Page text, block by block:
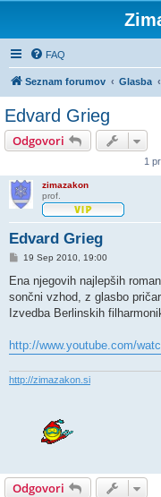
FAQ
Seznam forumov Glasba
Edvard Grieg
Odgovori
1
zimazakon
prof.
Edvard Grieg
O
g
v
o
19 Sep 2010, 19:00
Ena njegovih najlepših
sončni vzhod, z glasbo
Izvedba Berlinskih
http://www.youtube.com/
http://zimazakon.si
Odgovori